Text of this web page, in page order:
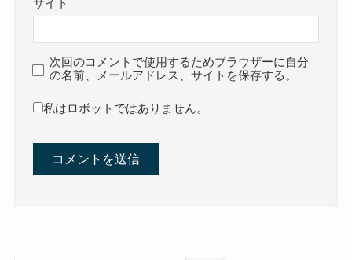
サイト
次回のコメントで使用するためブラウザーに自分
の名前、メールアドレス、サイトを保存する。
私はロボットではありません。